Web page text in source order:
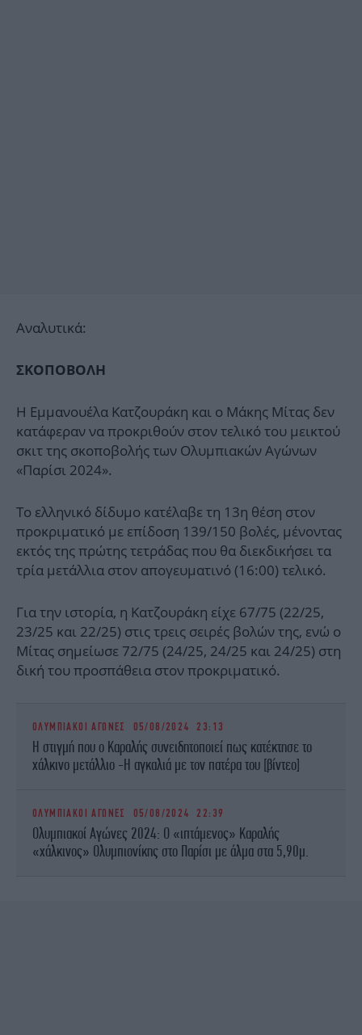
Αναλυτικά:
ΣΚΟΠΟΒΟΛΗ
Η Εμμανουέλα Κατζουράκη και ο Μάκης Μίτας δεν
κατάφεραν να προκριθούν στον τελικό του μεικτού
σκιτ της σκοποβολής των Ολυμπιακών Αγώνων
«Παρίσι 2024».
Το ελληνικό δίδυμο κατέλαβε τη 13η θέση στον
προκριματικό με επίδοση 139/150 βολές, μένοντας
εκτός της πρώτης τετράδας που θα διεκδικήσει τα
τρία μετάλλια στον απογευματινό (16:00) τελικό.
Για την ιστορία, η Κατζουράκη είχε 67/75 (22/25,
23/25 και 22/25) στις τρεις σειρές βολών της, ενώ ο
Μίτας σημείωσε 72/75 (24/25, 24/25 και 24/25) στη
δική του προσπάθεια στον προκριματικό.
ΟΛΥΜΠΙΑΚΟΙ ΑΓΩΝΕΣ 05/08/2024 23:13
Η στιγμή που ο Καραλής συνειδητοποιεί πως κατέκτησε το
χάλκινο μετάλλιο -Η αγκαλιά με τον πατέρα του [βίντεο]
ΟΛΥΜΠΙΑΚΟΙ ΑΓΩΝΕΣ 05/08/2024 22:39
Ολυμπιακοί Αγώνες 2024: Ο «ιπτάμενος» Καραλής
«χάλκινος» Ολυμπιονίκης στο Παρίσι με άλμα στα 5,90μ.